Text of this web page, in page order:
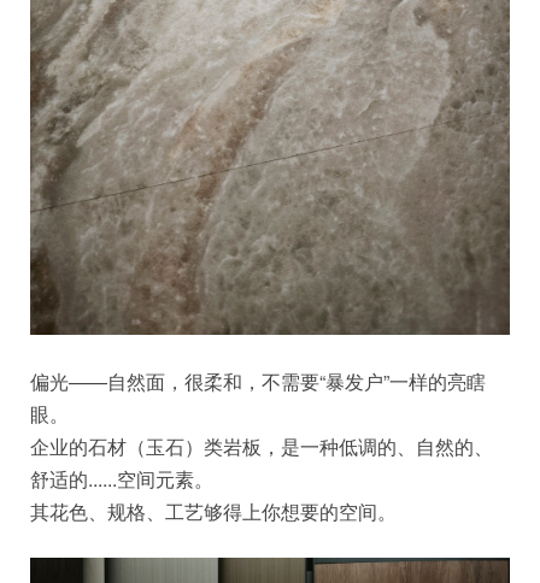
偏光——自然面，很柔和，不需要“暴发户”一样的亮瞎
眼。
企业的石材（玉石）类岩板，是一种低调的、自然的、
舒适的......空间元素。
其花色、规格、工艺够得上你想要的空间。